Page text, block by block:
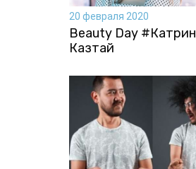
20 февраля 2020
Beauty Day #Катрин
Казтай